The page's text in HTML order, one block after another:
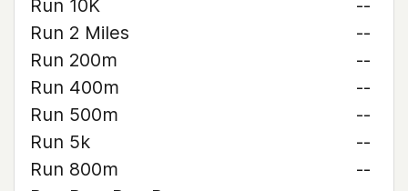
Run 10K
--
Run 2 Miles
--
Run 200m
--
Run 400m
--
Run 500m
--
Run 5k
--
Run 800m
--